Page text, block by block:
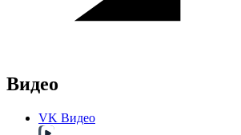
Видео
VK Видео